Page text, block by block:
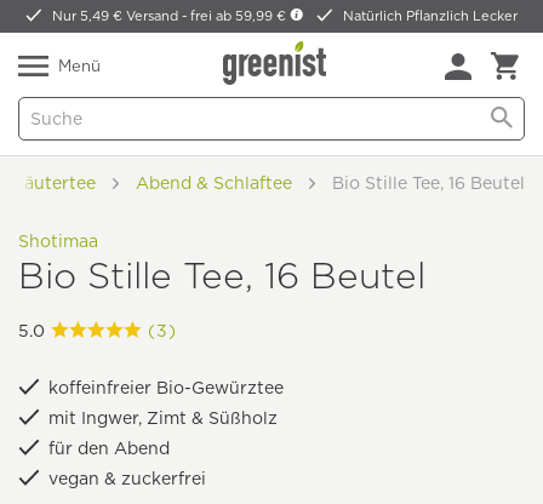
Nur 5,49 € Versand -frei ab 59,99 € Natürlich Pflanzlich Lecker
Menü
Kräutertee Abend & Schlaftee Bio Stille Tee, 16 Beutel
Shotimaa
Bio Stille Tee, 16 Beutel
5.0 (3)
koffeinfreier Bio-Gewürztee
mit Ingwer, Zimt & Süßholz
für den Abend
vegan & zuckerfrei